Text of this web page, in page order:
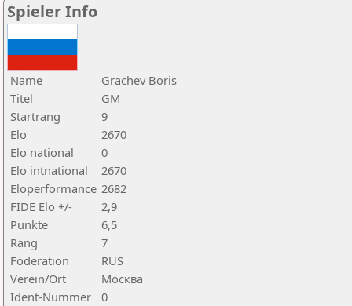
Spieler Info
Name
Grachev Boris
Titel
GM
Startrang
9
Elo
2670
Elo national
0
Elo intnational
2670
Eloperformance 2682
FIDE Elo +/-
2,9
Punkte
6,5
Rang
7
Föderation
RUS
Verein/Ort
Москва
Ident-Nummer
0